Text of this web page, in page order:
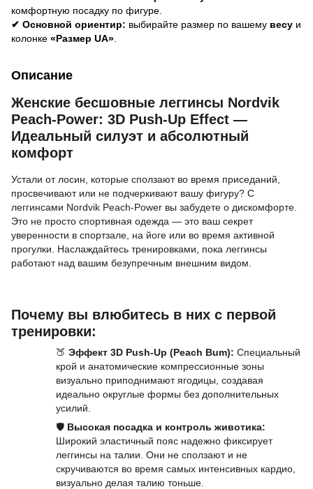
комфортную посадку по фигуре.
✔ Основной ориентир: выбирайте размер по вашему весу и
колонке «Размер UA»
Описание
Женские бесшовные леггинсы Nordvik
Peach-Power: 3D Push-Up Effect —
Идеальный силуэт и абсолютный
комфорт
Устали от лосин, которые сползают во время приседаний,
просвечивают или не подчеркивают вашу фигуру? С
леггинсами Nordvik Peach-Power вы забудете о дискомфорте.
Это не просто спортивная одежда — это ваш секрет
уверенности в спортзале, на йоге или во время активной
прогулки. Наслаждайтесь тренировками, пока леггинсы
работают над вашим безупречным внешним видом.
Почему вы влюбитесь в них с первой
тренировки:
🍑 Эффект 3D Push-Up (Peach Bum): Специальный
крой и анатомические компрессионные зоны
визуально приподнимают ягодицы, создавая
идеально округлые формы без дополнительных
усилий.
🛡️ Высокая посадка и контроль животика:
Широкий эластичный пояс надежно фиксирует
леггинсы на талии. Они не сползают и не
скручиваются во время самых интенсивных кардио,
визуально делая талию тоньше.